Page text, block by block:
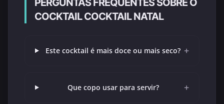
PERGUNTAS FREQUENTES SOBRE O
COCKTAIL COCKTAIL NATAL
Este cocktail é mais doce ou mais seco? +
Que copo usar para servir? +